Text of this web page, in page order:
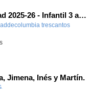
Festival Navidad 2025-26 - Infantil 3 años
trescantos-
Jimena, Inés y Martín.